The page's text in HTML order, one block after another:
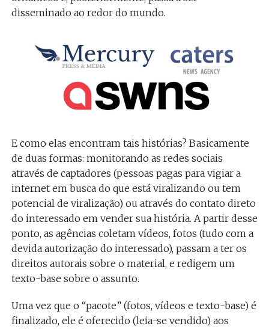
disseminado ao redor do mundo.
E como elas encontram tais histórias? Basicamente
de duas formas: monitorando as redes sociais
através de captadores (pessoas pagas para vigiar a
internet em busca do que está viralizando ou tem
potencial de viralização) ou através do contato direto
do interessado em vender sua história. A partir desse
ponto, as agências coletam vídeos, fotos (tudo com a
devida autorização do interessado), passam a ter os
direitos autorais sobre o material, e redigem um
texto-base sobre o assunto.
Uma vez que o “pacote” (fotos, vídeos e texto-base) é
finalizado, ele é oferecido (leia-se vendido) aos